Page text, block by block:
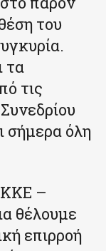
του
τα
τις
σήμερα όλη
ΚΚΕ –
θέλουμε
επιρροή